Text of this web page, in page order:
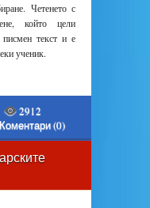
Четенето с
който цели
писмен текст и е
ученик.
2912
Коментари (0)